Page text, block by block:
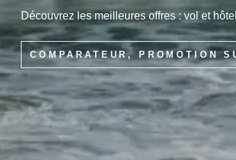
Découvrez les meilleures offres : vol et
COMPARATEUR, PROMOTION